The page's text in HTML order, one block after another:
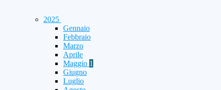
2025
Gennaio
Febbraio
Marzo
Aprile
Maggio 1
Giugno
Luglio